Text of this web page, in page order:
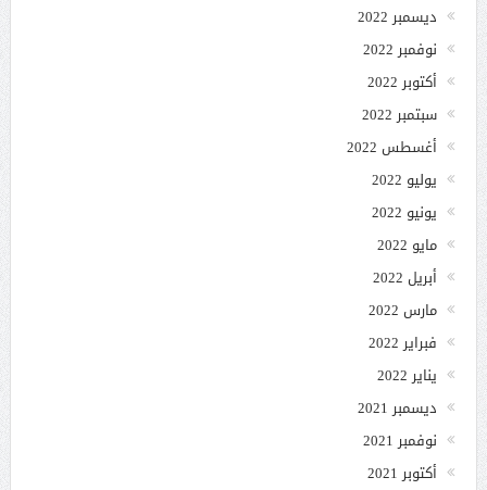
ديسمبر 2022
نوفمبر 2022
أكتوبر 2022
سبتمبر 2022
أغسطس 2022
يوليو 2022
يونيو 2022
مايو 2022
أبريل 2022
مارس 2022
فبراير 2022
يناير 2022
ديسمبر 2021
نوفمبر 2021
أكتوبر 2021